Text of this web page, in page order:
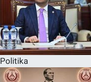
Politika